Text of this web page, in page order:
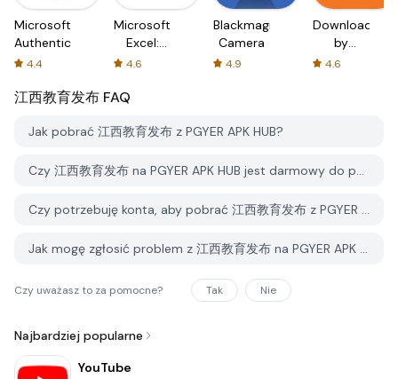
Microsoft
Authenticator
4.4
Microsoft
Excel:
Spreadsheets
4.6
Blackmagic
Camera
4.9
Downloader
by
AFTVnews
4.6
江西教育发布 FAQ
Jak pobrać 江西教育发布 z PGYER APK HUB?
Czy 江西教育发布 na PGYER APK HUB jest darmowy do pobrania?
Czy potrzebuję konta, aby pobrać 江西教育发布 z PGYER APK HUB?
Jak mogę zgłosić problem z 江西教育发布 na PGYER APK HUB?
Czy uważasz to za pomocne? Tak Nie
Najbardziej popularne
YouTube